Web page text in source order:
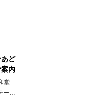
あど
案内
堂
ー…